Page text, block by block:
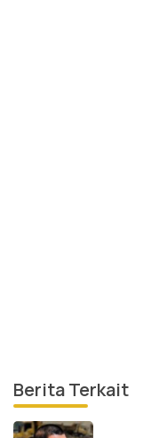
Berita Terkait